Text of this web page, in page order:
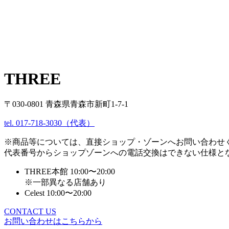
THREE
〒030-0801 青森県青森市新町1-7-1
tel. 017-718-3030（代表）
※商品等については、直接ショップ・ゾーンへお問い合わせ
代表番号からショップゾーンへの電話交換はできない仕様と
THREE本館 10:00〜20:00
※一部異なる店舗あり
Celest 10:00〜20:00
CONTACT US
お問い合わせはこちらから